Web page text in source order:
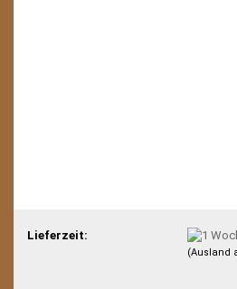
Lieferzeit:
(Ausland